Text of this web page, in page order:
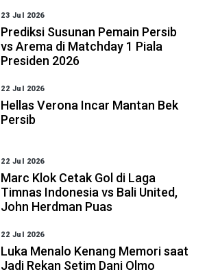
23 Jul 2026
Prediksi Susunan Pemain Persib
vs Arema di Matchday 1 Piala
Presiden 2026
22 Jul 2026
Hellas Verona Incar Mantan Bek
Persib
22 Jul 2026
Marc Klok Cetak Gol di Laga
Timnas Indonesia vs Bali United,
John Herdman Puas
22 Jul 2026
Luka Menalo Kenang Memori saat
Jadi Rekan Setim Dani Olmo